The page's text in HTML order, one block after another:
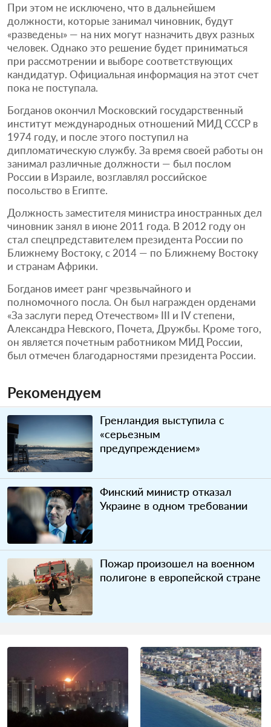
При этом не исключено, что в дальнейшем
должности, которые занимал чиновник, будут
«разведены» — на них могут назначить двух разных
человек. Однако это решение будет приниматься
при рассмотрении и выборе соответствующих
кандидатур. Официальная информация на этот счет
пока не поступала.
Богданов окончил Московский государственный
институт международных отношений МИД СССР в
1974 году, и после этого поступил на
дипломатическую службу. За время своей работы он
занимал различные должности — был послом
России в Израиле, возглавлял российское
посольство в Египте.
Должность заместителя министра иностранных дел
чиновник занял в июне 2011 года. В 2012 году он
стал спецпредставителем президента России по
Ближнему Востоку, с 2014 — по Ближнему Востоку
и странам Африки.
Богданов имеет ранг чрезвычайного и
полномочного посла. Он был награжден орденами
«За заслуги перед Отечеством» III и IV степени,
Александра Невского, Почета, Дружбы. Кроме того,
он является почетным работником МИД России,
был отмечен благодарностями президента России.
Рекомендуем
Гренландия выступила с
«серьезным
предупреждением»
Финский министр отказал
Украине в одном требовании
Пожар произошел на военном
полигоне в европейской стране